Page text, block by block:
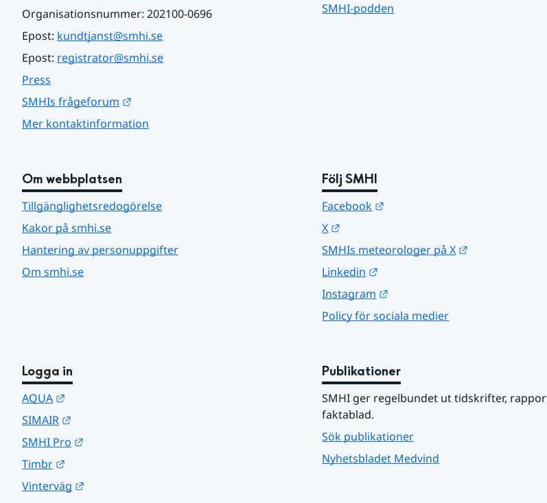
Organisationsnummer: 202100-0696
Epost: kundtjanst@smhi.se
Epost: registrator@smhi.se
Press
SMHIs frågeforum
Mer kontaktinformation
SMHI-podden
Om webbplatsen
Tillgänglighetsredogörelse
Kakor på smhi.se
Hantering av personuppgifter
Om smhi.se
Följ SMHI
Facebook
X
SMHIs meteorologer på X
Linkedin
Instagram
Policy för sociala medier
Logga in
AQUA
SIMAIR
SMHI Pro
Timbr
Vinterväg
Publikationer
SMHI ger regelbundet ut tidskrifter,
faktablad.
Sök publikationer
Nyhetsbladet Medvind